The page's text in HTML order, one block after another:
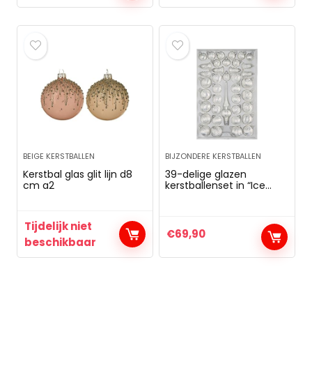
BEIGE KERSTBALLEN
Kerstbal glas glit lijn d8
cm a2
Tijdelijk niet
beschikbaar
BIJZONDERE KERSTBALLEN
39-delige glazen
kerstballenset in “Ice
kerstboomversiering
€69,90